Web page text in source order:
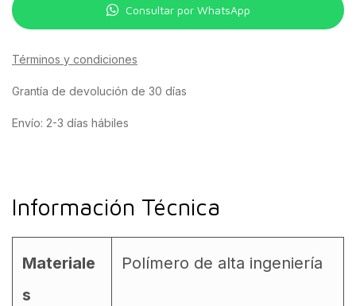
Consultar por WhatsApp
Términos y condiciones
Grantía de devolución de 30 días
Envío: 2-3 días hábiles
Información Técnica
Materiale
s
Polímero de alta ingeniería